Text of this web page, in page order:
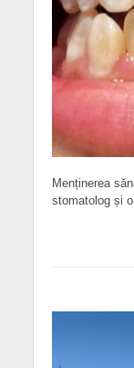
Menținerea
stomatolog și